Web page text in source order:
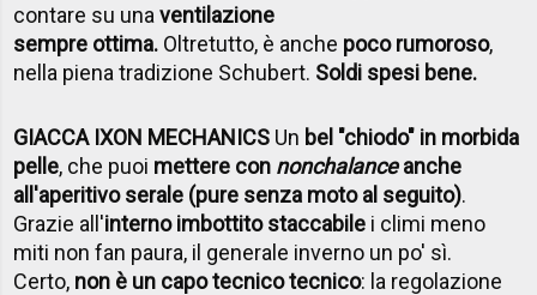
contare su unaventilazione
sempre ottima. Oltretutto, è anche poco rumoroso,
nella piena tradizione Schubert. Soldi spesi bene.
GIACCA IXON MECHANICS Un bel "chiodo" in morbida
pelle, che puoi mettere con nonchalanceanche
all'aperitivo serale (pure senza moto al seguito).
Grazie all'interno imbottito staccabile i climi meno
miti non fan paura, il generale inverno un po' sì.
Certo, non è un capo tecnico tecnico: la regolazione